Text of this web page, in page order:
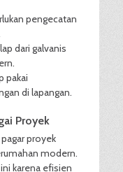
pengecatan
dari galvanis
pakai
di lapangan.
Proyek
proyek
modern.
karena efisien